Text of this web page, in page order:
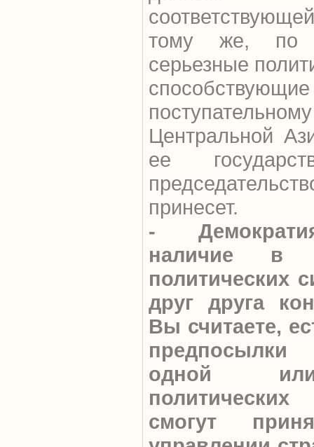
тому же, по
серьезные
Центральной
ее
принесет.
-
наличие в
политических
друг друга
Вы считаете,
одной
смогут